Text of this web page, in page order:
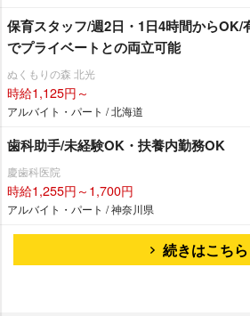
保育スタッフ/週2日・1日4時間からOK/
でプライベートとの両立可能
ぬくもりの森 北光
時給1,125円～
アルバイト・パート / 北海道
歯科助手/未経験OK・扶養内勤務OK
慶歯科医院
時給1,255円～1,700円
アルバイト・パート / 神奈川県
続きはこちら